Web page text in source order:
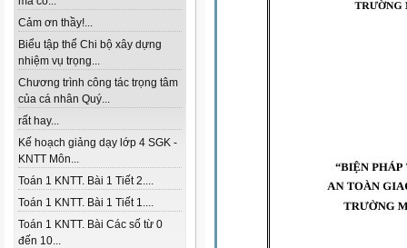
Cảm ơn thầy!...
Biểu tập thể Chi bộ xây dựng
nhiệm vụ trọng...
Chương trình công tác trọng tâm
của cá nhân Quý...
rất hay...
Kế hoạch giảng dạy lớp 4 SGK -
KNTT Môn...
Toán 1 KNTT. Bài 1 Tiết 2....
Toán 1 KNTT. Bài 1 Tiết 1....
Toán 1 KNTT. Bài Các số từ 0
đến 10...